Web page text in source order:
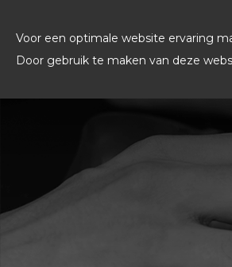
Voor een optimale website ervaring
Door gebruik te maken van deze